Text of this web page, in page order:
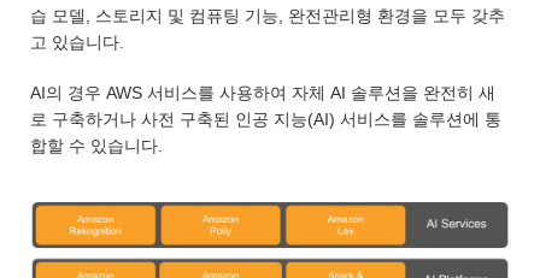
습 모델, 스토리지 및 컴퓨팅 기능, 완전관리형 환경을 모두 갖추
고 있습니다.
AI의 경우 AWS 서비스를 사용하여 자체 AI 솔루션을 완전히 새
로 구축하거나 사전 구축된 인공 지능(AI) 서비스를 솔루션에 통
합할 수 있습니다.